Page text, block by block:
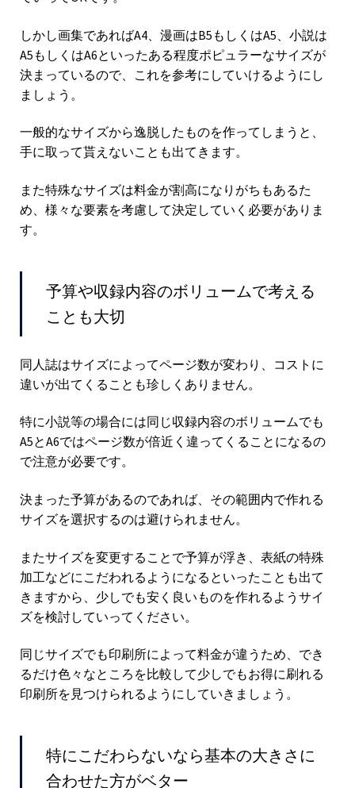
しかし画集であればA4、漫画はB5もしくはA5、小説は
A5もしくはA6といったある程度ポピュラーなサイズが
決まっているので、これを参考にしていけるようにし
ましょう。
一般的なサイズから逸脱したものを作ってしまうと、
手に取って貰えないことも出てきます。
また特殊なサイズは料金が割高になりがちもあるた
め、様々な要素を考慮して決定していく必要がありま
す。
予算や収録内容のボリュームで考える
ことも大切
同人誌はサイズによってページ数が変わり、コストに
違いが出てくることも珍しくありません。
特に小説等の場合には同じ収録内容のボリュームでも
A5とA6ではページ数が倍近く違ってくることになるの
で注意が必要です。
決まった予算があるのであれば、その範囲内で作れる
サイズを選択するのは避けられません。
またサイズを変更することで予算が浮き、表紙の特殊
加工などにこだわれるようになるといったことも出て
きますから、少しでも安く良いものを作れるようサイ
ズを検討していってください。
同じサイズでも印刷所によって料金が違うため、でき
るだけ色々なところを比較して少しでもお得に刷れる
印刷所を見つけられるようにしていきましょう。
特にこだわらないなら基本の大きさに
合わせた方がベター